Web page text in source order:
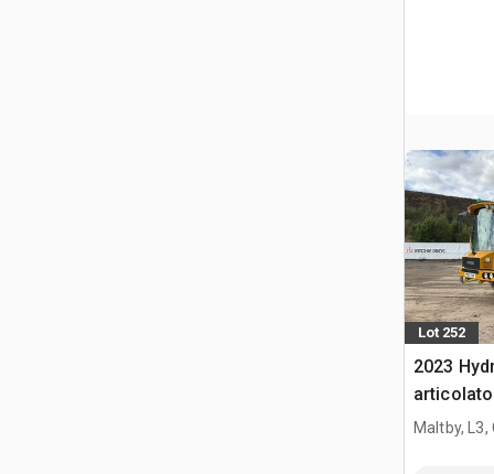
Lot 252
2023
articolato
Maltby, L3,